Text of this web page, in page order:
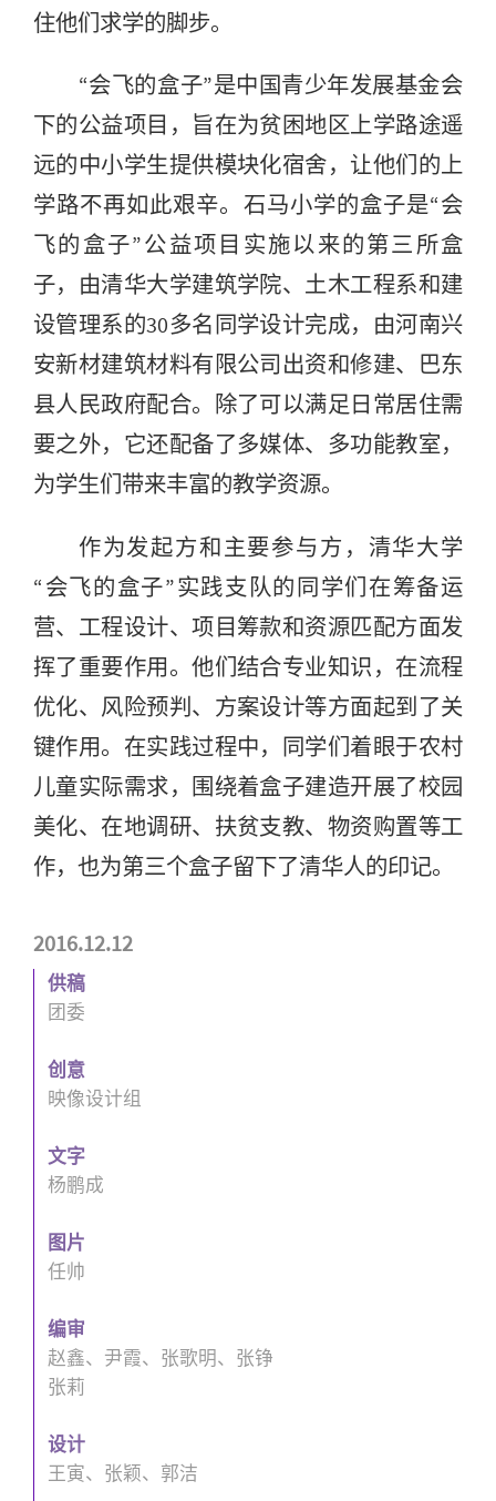
2016.12.12
供稿
团委
创意
映像设计组
文字
杨鹏成
图片
任帅
编审
赵鑫、尹霞、张歌明、张铮
张莉
设计
王寅、张颖、郭洁
住他们求学的脚步。
“会飞的盒子”是中国青少年发展基金会
下的公益项目，旨在为贫困地区上学路途遥
远的中小学生提供模块化宿舍，让他们的上
学路不再如此艰辛。石马小学的盒子是“会
飞的盒子”公益项目实施以来的第三所盒
子，由清华大学建筑学院、土木工程系和建
设管理系的30多名同学设计完成，由河南兴
安新材建筑材料有限公司出资和修建、巴东
县人民政府配合。除了可以满足日常居住需
要之外，它还配备了多媒体、多功能教室，
为学生们带来丰富的教学资源。
作为发起方和主要参与方，清华大学
“会飞的盒子”实践支队的同学们在筹备运
营、工程设计、项目筹款和资源匹配方面发
挥了重要作用。他们结合专业知识，在流程
优化、风险预判、方案设计等方面起到了关
键作用。在实践过程中，同学们着眼于农村
儿童实际需求，围绕着盒子建造开展了校园
美化、在地调研、扶贫支教、物资购置等工
作，也为第三个盒子留下了清华人的印记。